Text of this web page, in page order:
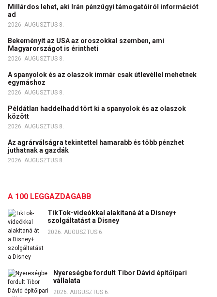
Millárdos lehet, aki Irán pénzügyi támogatóiról információt
ad
2026. AUGUSZTUS 8.
Bekeményít az USA az oroszokkal szemben, ami
Magyarországot is érintheti
2026. AUGUSZTUS 8.
A spanyolok és az olaszok immár csak útlevéllel mehetnek
egymáshoz
2026. AUGUSZTUS 8.
Példátlan haddelhadd tört ki a spanyolok és az olaszok
között
2026. AUGUSZTUS 8.
Az agrárválságra tekintettel hamarabb és több pénzhet
juthatnak a gazdák
2026. AUGUSZTUS 8.
A 100 LEGGAZDAGABB
TikTok-videókkal alakítaná át a Disney+
szolgáltatást a Disney
2026. AUGUSZTUS 6.
Nyereségbe fordult Tibor Dávid építőipari
vállalata
2026. AUGUSZTUS 6.